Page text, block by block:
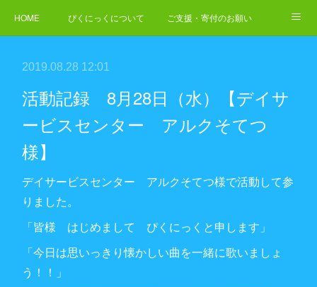
HOME ぴくにっくについて ご支援・寄付のお願い
2019.08.28 12:01
活動記録 8月28日（水）【デイサ
ービスセンター アルクそてつ
様】
デイサービスセンター アルクそてつ様で活動して参
りました。
「皆様 はじめまして ぴくにっくと申します」
「今日は思いっきり懐かしい曲を一緒に歌いましょ
う！！」